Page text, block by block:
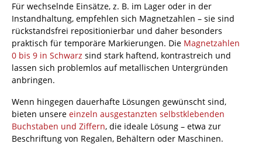
Für wechselnde Einsätze, z. B. im Lager oder in der
Instandhaltung, empfehlen sich Magnetzahlen – sie sind
rückstandsfrei repositionierbar und daher besonders
praktisch für temporäre Markierungen. Die Magnetzahlen
0 bis 9 in Schwarz sind stark haftend, kontrastreich und
lassen sich problemlos auf metallischen Untergründen
anbringen.
Wenn hingegen dauerhafte Lösungen gewünscht sind,
bieten unsere einzeln ausgestanzten selbstklebenden
Buchstaben und Ziffern, die ideale Lösung – etwa zur
Beschriftung von Regalen, Behältern oder Maschinen.